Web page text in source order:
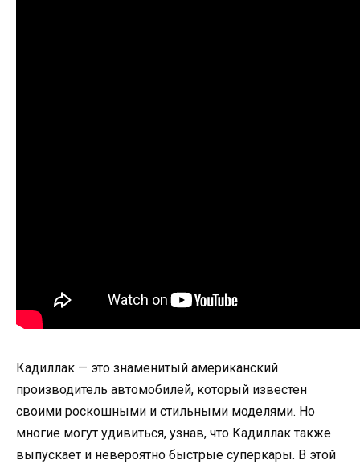
Кадиллак — это знаменитый американский
производитель автомобилей, который известен
своими роскошными и стильными моделями. Но
многие могут удивиться, узнав, что Кадиллак также
выпускает и невероятно быстрые суперкары. В этой